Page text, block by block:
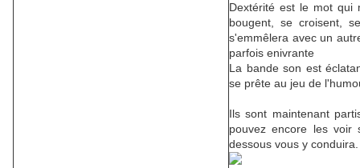
Dextérité est le mot qui
bougent, se croisent,
s'emmêlera avec un
parfois enivrante
La bande son est
se prête au jeu de
Ils sont maintenant
pouvez encore les
dessous vous y conduira.